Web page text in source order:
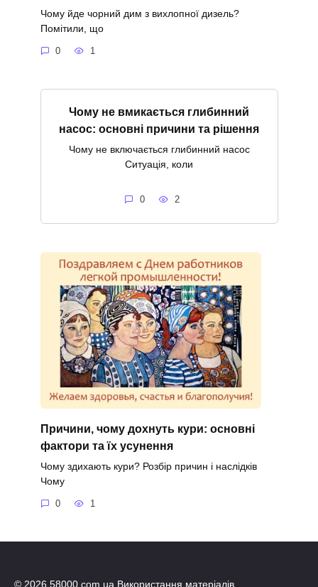
Чому йде чорний дим з вихлопної дизель?
Помітили, що
0 1
Чому не вмикається глибинний
насос: основні причини та рішення
Чому не включається глибинний насос
Ситуація, коли
0 2
Причини, чому дохнуть кури: основні
фактори та їх усунення
Чому здихають кури? Розбір причин і наслідків
Чому
0 1
© 2026 58000.com.ua Використання матеріалів,